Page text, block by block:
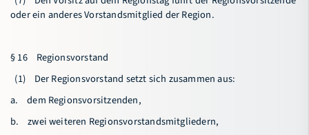
oder ein anderes Vorstandsmitglied der Region.
§ 16 Regionsvorstand
(1) Der Regionsvorstand setzt sich zusammen aus:
a. dem Regionsvorsitzenden,
b. zwei weiteren Regionsvorstandsmitgliedern,